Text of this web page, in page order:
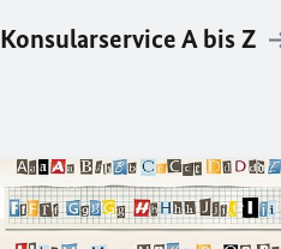
Konsularservice A bis Z